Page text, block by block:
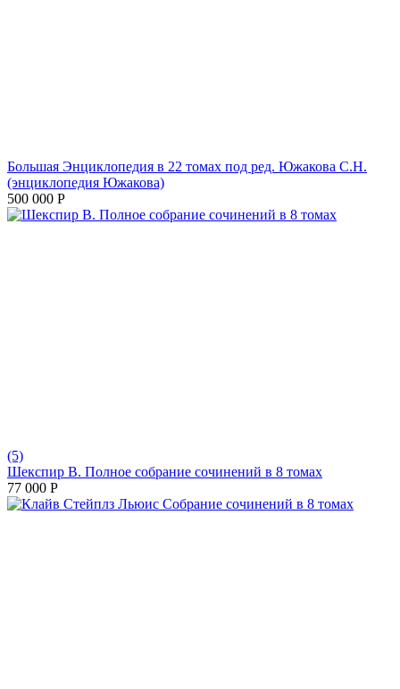
Большая Энциклопедия в 22 томах под ред. Южакова С.Н.
(энциклопедия Южакова)
500 000 Р
(5)
Шекспир В. Полное собрание сочинений в 8 томах
77 000 Р